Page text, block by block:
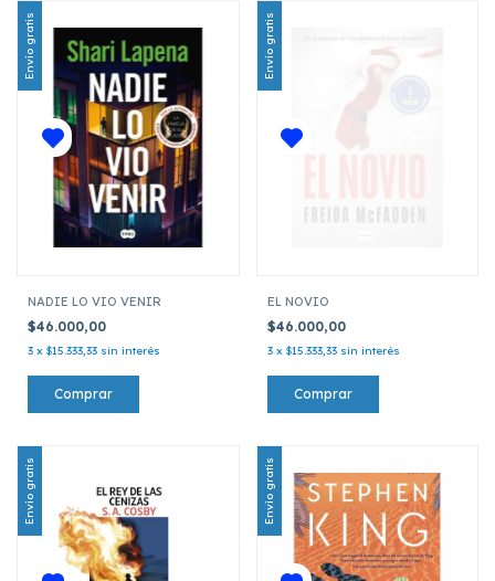
Envío gratis
NADIE LO VIO VENIR
$46.000,00
3 x $15.333,33 sin interés
Envío gratis
EL NOVIO
$46.000,00
3 x $15.333,33 sin interés
Envío gratis Envío gratis